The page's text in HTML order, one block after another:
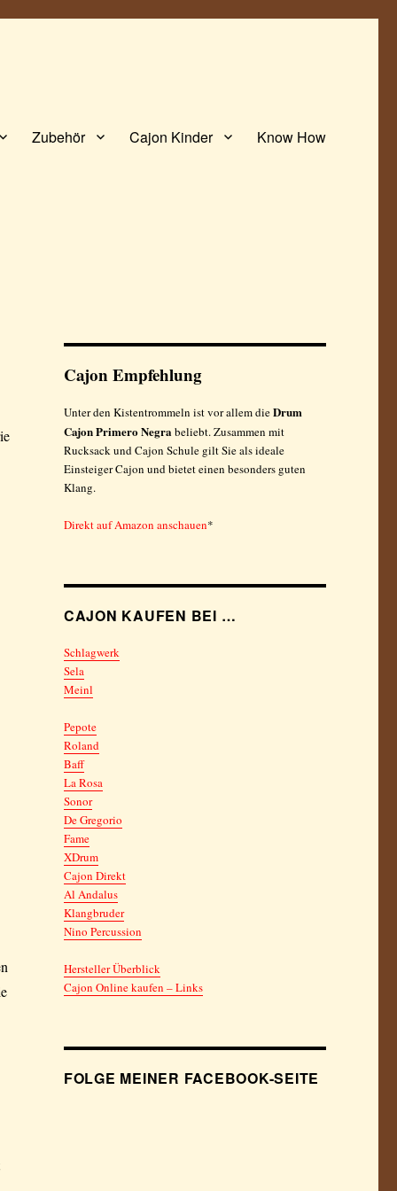
Zubehör Cajon Kinder Know How
Cajon Empfehlung
Unter den Kistentrommeln ist vor allem dieDrum
Cajon Primero Negrabeliebt. Zusammen mit
Rucksack und Cajon Schule gilt Sie als ideale
Einsteiger Cajon und bietet einen besonders guten
Klang.
Direkt auf Amazon anschauen*
CAJON KAUFEN BEI …
Schlagwerk
Sela
Meinl
Pepote
Roland
Baff
La Rosa
Sonor
De Gregorio
Fame
XDrum
Cajon Direkt
Al Andalus
Klangbruder
Nino Percussion
Hersteller Überblick
Cajon Online kaufen – Links
FOLGE MEINER FACEBOOK-SEITE